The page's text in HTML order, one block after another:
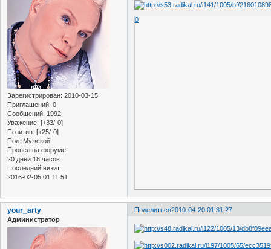
Зарегистрирован: 2010-03-15
Приглашений: 0
Сообщений: 1992
Уважение: [+33/-0]
Позитив: [+25/-0]
Пол: Мужской
Провел на форуме:
20 дней 18 часов
Последний визит:
2016-02-05 01:11:51
0
Поделиться2010-04-20 01:31:27
your_arty
Администратор